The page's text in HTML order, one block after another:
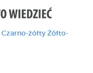
Czarno-żółty Żółto-